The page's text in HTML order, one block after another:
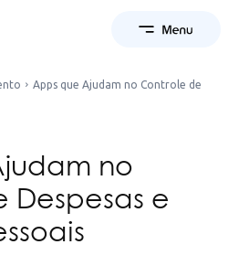
Apps que Ajudam no Controle de
no
Despesas e